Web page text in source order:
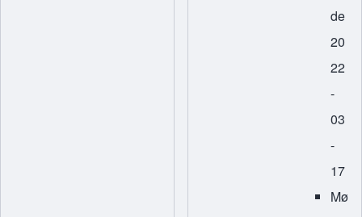
de
20
22
-
03
-
17
Mø